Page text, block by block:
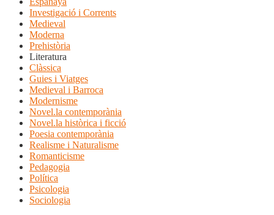
Investigació i Corrents
Medieval
Moderna
Prehistòria
Literatura
Clàssica
Guies i Viatges
Medieval i Barroca
Modernisme
Novel.la contemporània
Novel.la històrica i ficció
Poesia contemporània
Realisme i Naturalisme
Romanticisme
Pedagogia
Política
Psicologia
Sociologia